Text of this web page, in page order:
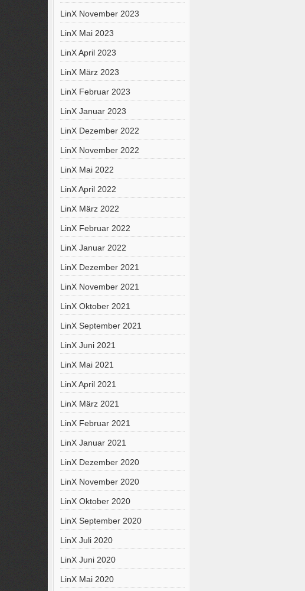
LinX November 2023
LinX Mai 2023
LinX April 2023
LinX März 2023
LinX Februar 2023
LinX Januar 2023
LinX Dezember 2022
LinX November 2022
LinX Mai 2022
LinX April 2022
LinX März 2022
LinX Februar 2022
LinX Januar 2022
LinX Dezember 2021
LinX November 2021
LinX Oktober 2021
LinX September 2021
LinX Juni 2021
LinX Mai 2021
LinX April 2021
LinX März 2021
LinX Februar 2021
LinX Januar 2021
LinX Dezember 2020
LinX November 2020
LinX Oktober 2020
LinX September 2020
LinX Juli 2020
LinX Juni 2020
LinX Mai 2020